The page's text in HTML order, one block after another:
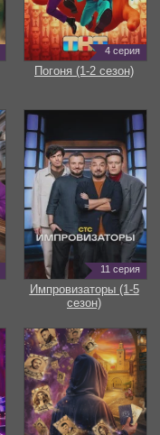
4 серия
Погоня (1-2 сезон)
11 серия
Импровизаторы (1-5
сезон)